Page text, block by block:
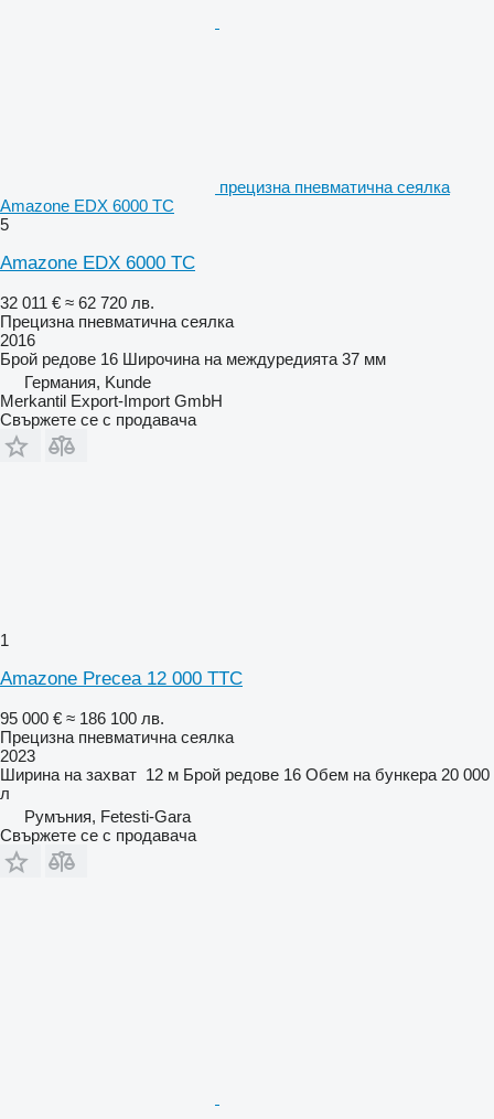
прецизна пневматична сеялка
Amazone EDX 6000 TC
5
Amazone EDX 6000 TC
32 011 € ≈ 62 720 лв.
Прецизна пневматична сеялка
2016
Брой редове 16 Широчина на междуредията 37 мм
Германия, Kunde
Merkantil Export-Import GmbH
Свържете се с продавача
1
Amazone Precea 12 000 TTC
95 000 € ≈ 186 100 лв.
Прецизна пневматична сеялка
2023
Ширина на захват 12 м Брой редове 16 Обем на бункера 20 000
л
Румъния, Fetesti-Gara
Свържете се с продавача